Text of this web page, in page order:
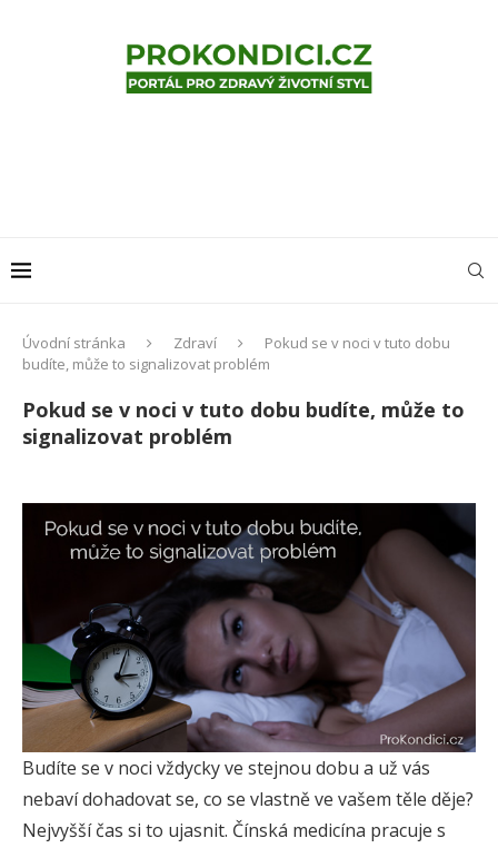
Úvodní stránka Zdraví
Pokud se v noci v tuto dobu
budíte, může to signalizovat problém
Pokud se v noci v tuto dobu budíte, může to
signalizovat problém
Budíte se v noci vždycky ve stejnou dobu a už vás
nebaví dohadovat se, co se vlastně ve vašem těle děje?
Nejvyšší čas si to ujasnit. Čínská medicína pracuje s